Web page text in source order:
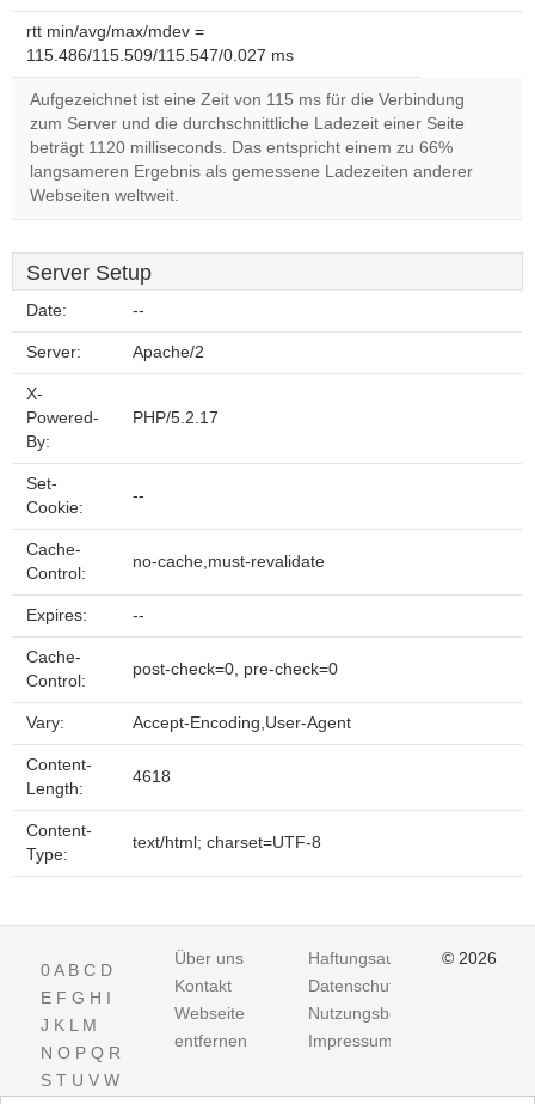
rtt min/avg/max/mdev =
115.486/115.509/115.547/0.027 ms
Aufgezeichnet ist eine Zeit von 115 ms für die Verbindung
zum Server und die durchschnittliche Ladezeit einer Seite
beträgt 1120 milliseconds. Das entspricht einem zu 66%
langsameren Ergebnis als gemessene Ladezeiten anderer
Webseiten weltweit.
Server Setup
Date: --
Server: Apache/2
X-
Powered-
By:
PHP/5.2.17
Set-
Cookie:
--
Cache-
Control:
no-cache,must-revalidate
Expires: --
Cache-
Control:
post-check=0, pre-check=0
Vary: Accept-Encoding,User-Agent
Content-
Length:
4618
Content-
Type:
text/html; charset=UTF-8
0A B C D
E F G H I
J K L M
N O P Q R
S T U V W
Über uns
Kontakt
Webseite
entfernen
Haftungsausschluss
Datenschutz
Nutzungsbedingungen
Impressum
© 2026